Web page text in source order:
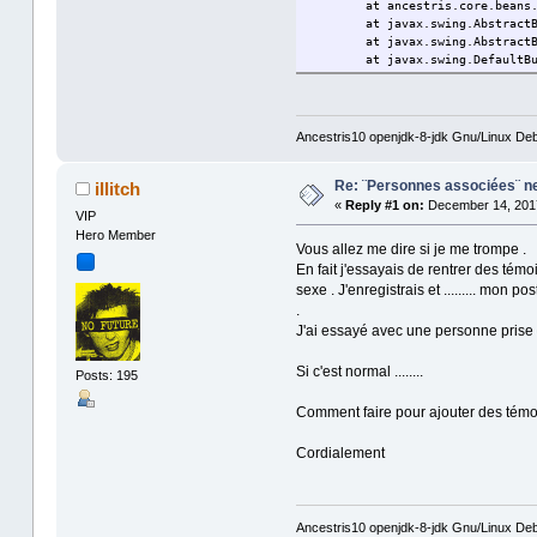
at
at
at
at
at
at
at
at
at
at
at
at
at
at
at
at
at
at
Ancestris10 openjdk-8-jdk Gnu/Linux
illitch
VIP
Hero Member
Posts: 195
Re: ¨Personnes associées¨
« Reply #1 on: December 14,
Vous allez me dire si je me trompe .
En fait j'essayais de rentrer des
sexe . J'enregistrais et ......... mon
.
J'ai essayé avec une personne
Si c'est normal ........
Comment faire pour ajouter des
Cordialement
Ancestris10 openjdk-8-jdk Gnu/Linux